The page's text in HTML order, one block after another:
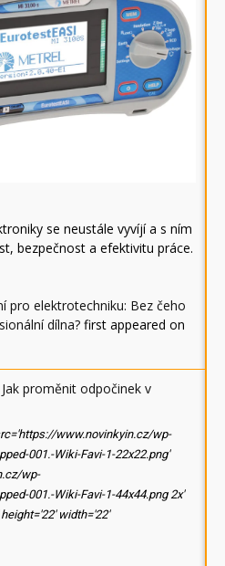
se neustále vyvíjí a s ním
bezpečnost a efektivitu práce.
pro elektrotechniku: Bez čeho
dílna? first appeared on
proměnit odpočinek v
www.novinkyin.cz/wp-
001.-Wiki-Favi-1-22x22.png'
wp-
001.-Wiki-Favi-1-44x44.png 2x'
width='22'